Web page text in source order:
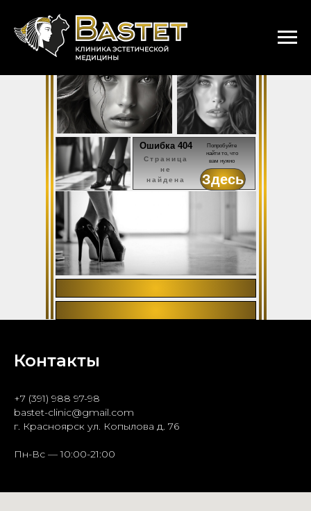
Здесь
Попробуйте
найти то, что
вам нужно
Страница
не
найдена
Ошибка 404
Контакты
+7 (391) 988 97-98
bastet-clinic@gmail.com
г. Красноярск ул. Копылова д. 76
Пн-Вс — 10:00-21:00